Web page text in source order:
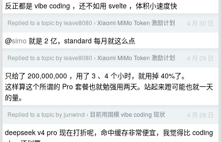
反正都是 vibe coding ，还不如用 svelte ，体积小速度快
Replied to a topic by leave8080 › Xiaomi MiMo Token 激励计划 4 月 30 日
@simo 就是 2 亿，standard 每月就这么点
Replied to a topic by leave8080 › Xiaomi MiMo Token 激励计划 4 月 29 日
只给了 200,000,000 ，用了 3 、4 个小时，就用掉 40%了。
这样算这个所谓的 Pro 套餐也就勉强用两天。站起来蹬可能也就一天
的量。
Replied to a topic by junwind › 目前用国模 vibe coding 现状 4 月 28 日
deepseek v4 pro 现在打折呢，命中缓存非常便宜，我觉得比 coding